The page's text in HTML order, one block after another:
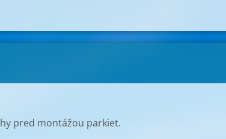
pred montážou parkiet.